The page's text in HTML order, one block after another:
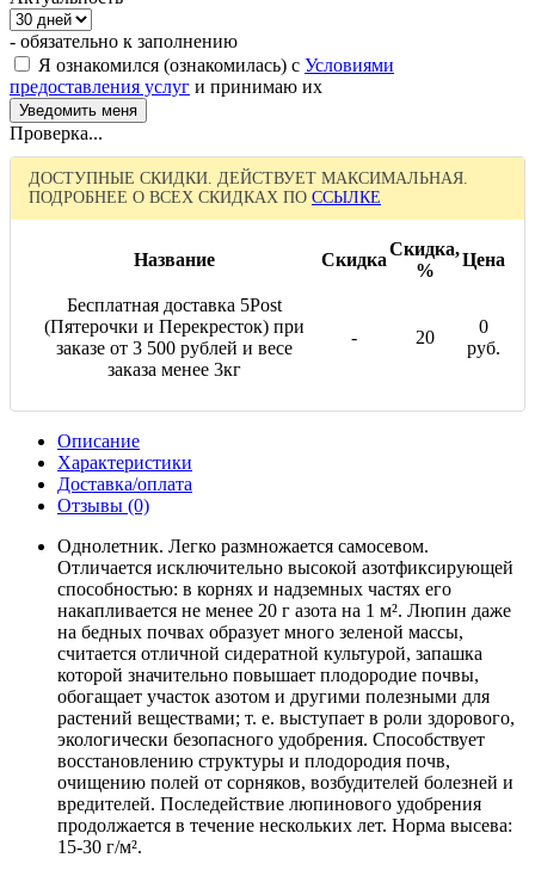
- обязательно к заполнению
Я ознакомился (ознакомилась) с Условиями
предоставления услуг и принимаю их
Проверка...
ДОСТУПНЫЕ СКИДКИ. ДЕЙСТВУЕТ МАКСИМАЛЬНАЯ.
ПОДРОБНЕЕ О ВСЕХ СКИДКАХ ПО ССЫЛКЕ
Название Скидка
Скидка,
%
Цена
Бесплатная доставка 5Post
(Пятерочки и Перекресток) при
заказе от 3 500 рублей и весе
заказа менее 3кг
- 20
0
руб.
Описание
Характеристики
Доставка/оплата
Отзывы (0)
Однолетник. Легко размножается самосевом.
Отличается исключительно высокой азотфиксирующей
способностью: в корнях и надземных частях его
накапливается не менее 20 г азота на 1 м². Люпин даже
на бедных почвах образует много зеленой массы,
считается отличной сидератной культурой, запашка
которой значительно повышает плодородие почвы,
обогащает участок азотом и другими полезными для
растений веществами; т. е. выступает в роли здорового,
экологически безопасного удобрения. Способствует
восстановлению структуры и плодородия почв,
очищению полей от сорняков, возбудителей болезней и
вредителей. Последействие люпинового удобрения
продолжается в течение нескольких лет. Норма высева:
15-30 г/м².